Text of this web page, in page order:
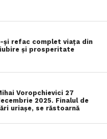
și refac complet viața din
și prosperitate
Voropchievici 27
2025. Finalul de
uriașe, se răstoarnă